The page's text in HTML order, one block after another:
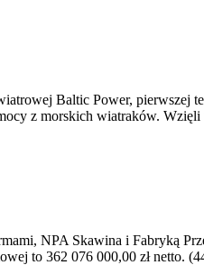
Baltic Power, pierwszej
z morskich wiatraków.
NPA Skawina i Fabryką
to 362 076 000,00 zł netto.